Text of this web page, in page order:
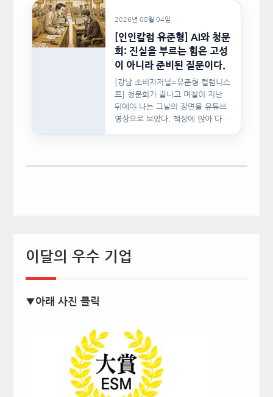
2026년 08월 04일
[인인칼럼 유준형] AI와 청문
회: 진실을 부르는 힘은 고성
이 아니라 준비된 질문이다.
[강남 소비자저널=유준형 컬럼니스
트] 청문회가 끝나고 며칠이 지난
뒤에야 나는 그날의 장면을 유튜브
영상으로 보았다. 책상에 앉아 다른
이달의 우수 기업
▼아래 사진 클릭